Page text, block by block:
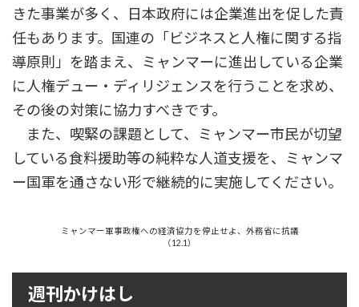
きた事業が多く、日本政府には企業進出を促した責
任もあります。国連の「ビジネスと人権に関する指
導原則」を踏まえ、ミャンマーに進出している企業
に人権デュー・ディリジェンスを行うことを求め、
その後の対策に協力すべきです。
また、喫緊の課題として、ミャンマー市民が切望
している食料援助等の純粋な人道支援を、ミャンマ
ー国軍を通さない形で継続的に実施してください。
ミャンマー軍事政権への経済協力を停止せよ、外務省に抗議
（12.1）
週刊かけはし